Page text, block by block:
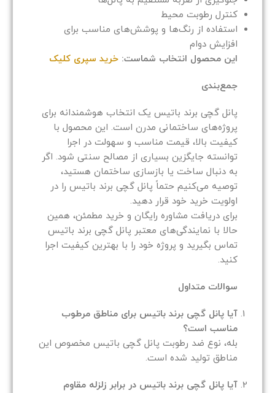
کنترل رطوبت محیط
استفاده از رنگ‌ها و پوشش‌های مناسب برای
افزایش دوام
این محصول انتخاب شماست: خرید سپری کلیک
جمع‌بندی
پانل گچی برند باتیس یک انتخاب هوشمندانه برای
پروژه‌های ساختمانی مدرن است. این محصول با
کیفیت بالا، قیمت مناسب و سهولت در اجرا
توانسته جایگزین بسیاری از مصالح سنتی شود. اگر
به دنبال ساخت یا بازسازی ساختمان هستید،
توصیه می‌کنیم حتماً پانل گچی برند باتیس را در
اولویت خرید خود قرار دهید.
برای دریافت مشاوره رایگان و خرید مطمئن، همین
حالا با نمایندگی‌های معتبر پانل گچی برند باتیس
تماس بگیرید و پروژه خود را با بهترین کیفیت اجرا
کنید.
سوالات متداول
آیا پانل گچی برند باتیس برای مناطق مرطوب
مناسب است؟
بله، نوع ضد رطوبت پانل گچی باتیس مخصوص این
مناطق تولید شده است.
آیا پانل گچی برند باتیس در برابر زلزله مقاوم